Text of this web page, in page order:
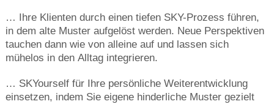
… Ihre Klienten durch einen tiefen SKY-Prozess führen,
in dem alte Muster aufgelöst werden. Neue Perspektiven
tauchen dann wie von alleine auf und lassen sich
mühelos in den Alltag integrieren.
… SKYourself für Ihre persönliche Weiterentwicklung
einsetzen, indem Sie eigene hinderliche Muster gezielt